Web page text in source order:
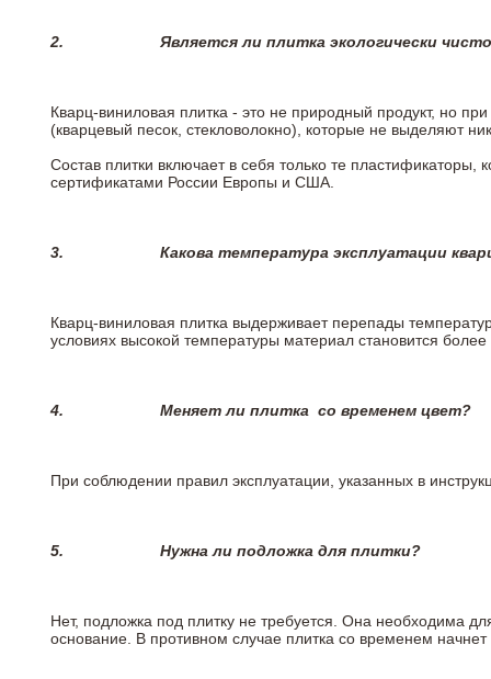
2. Является ли плитка экологически
Кварц-виниловая плитка - это не природный продукт, но
(кварцевый песок, стекловолокно), которые не выделяют
Состав плитки включает в себя только те
сертификатами России Европы и США.
3. Какова температура эксплуатации
Кварц-виниловая плитка выдерживает перепады
условиях высокой температуры материал становится
4. Меняет ли плитка со временем цвет?
При соблюдении правил эксплуатации, указанных в
5. Нужна ли подложка для плитки?
Нет, подложка под плитку не требуется. Она необходима
основание. В противном случае плитка со временем